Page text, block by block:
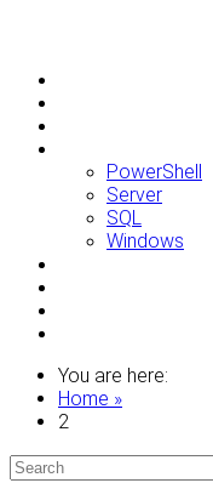
PowerShell
Server
SQL
Windows
You are here:
Home »
2